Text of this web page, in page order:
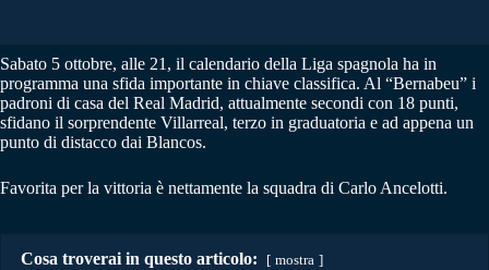
Sabato 5 ottobre, alle 21, il calendario della Liga spagnola ha in
programma una sfida importante in chiave classifica. Al “Bernabeu” i
padroni di casa del Real Madrid, attualmente secondi con 18 punti,
sfidano il sorprendente Villarreal, terzo in graduatoria e ad appena un
punto di distacco dai Blancos.
Favorita per la vittoria è nettamente la squadra di Carlo Ancelotti.
Cosa troverai in questo articolo: mostra